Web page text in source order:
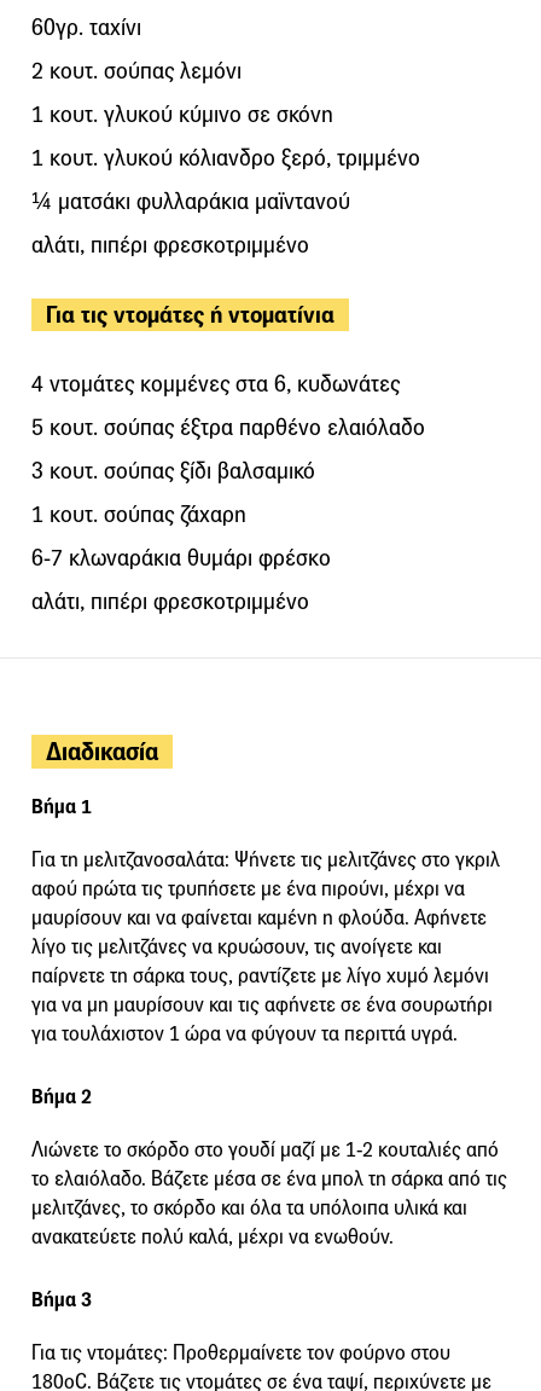
60γρ. ταχίνι
2 κουτ. σούπας λεμόνι
1 κουτ. γλυκού κύμινο σε σκόνη
1 κουτ. γλυκού κόλιανδρο ξερό, τριμμένο
¼ ματσάκι φυλλαράκια μαϊντανού
αλάτι, πιπέρι φρεσκοτριμμένο
Για τις ντομάτες ή ντοματίνια
4 ντομάτες κομμένες στα 6, κυδωνάτες
5 κουτ. σούπας έξτρα παρθένο ελαιόλαδο
3 κουτ. σούπας ξίδι βαλσαμικό
1 κουτ. σούπας ζάχαρη
6-7 κλωναράκια θυμάρι φρέσκο
αλάτι, πιπέρι φρεσκοτριμμένο
Διαδικασία
Βήμα 1
Για τη μελιτζανοσαλάτα: Ψήνετε τις μελιτζάνες στο γκριλ
αφού πρώτα τις τρυπήσετε με ένα πιρούνι, μέχρι να
μαυρίσουν και να φαίνεται καμένη η φλούδα. Αφήνετε
λίγο τις μελιτζάνες να κρυώσουν, τις ανοίγετε και
παίρνετε τη σάρκα τους, ραντίζετε με λίγο χυμό λεμόνι
για να μη μαυρίσουν και τις αφήνετε σε ένα σουρωτήρι
για τουλάχιστον 1 ώρα να φύγουν τα περιττά υγρά.
Βήμα 2
Λιώνετε το σκόρδο στο γουδί μαζί με 1-2 κουταλιές από
το ελαιόλαδο. Βάζετε μέσα σε ένα μπολ τη σάρκα από τις
μελιτζάνες, το σκόρδο και όλα τα υπόλοιπα υλικά και
ανακατεύετε πολύ καλά, μέχρι να ενωθούν.
Βήμα 3
Για τις ντομάτες: Προθερμαίνετε τον φούρνο στου
180οC. Βάζετε τις ντομάτες σε ένα ταψί, περιχύνετε με